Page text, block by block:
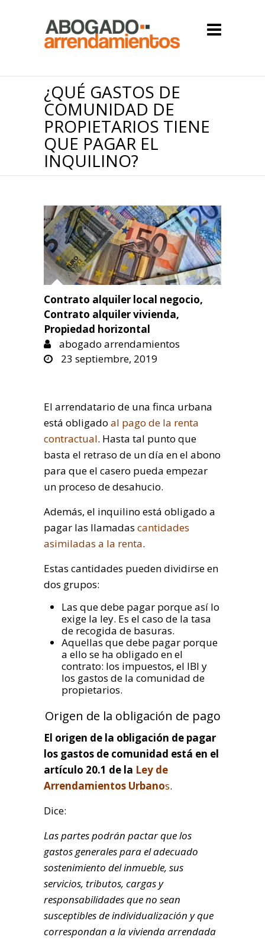
¿QUÉ GASTOS DE
COMUNIDAD DE
PROPIETARIOS TIENE
QUE PAGAR EL
INQUILINO?
Contrato alquiler local negocio,
Contrato alquiler vivienda,
Propiedad horizontal
abogado arrendamientos
23 septiembre, 2019
El arrendatario de una finca urbana
está obligado al pago de la renta
contractual. Hasta tal punto que
basta el retraso de un día en el abono
para que el casero pueda empezar
un proceso de desahucio.
Además, el inquilino está obligado a
pagar las llamadas cantidades
asimiladas a la renta.
Estas cantidades pueden dividirse en
dos grupos:
Las que debe pagar porque así lo
exige la ley. Es el caso de la tasa
de recogida de basuras.
Aquellas que debe pagar porque
a ello se ha obligado en el
contrato: los impuestos, el IBI y
los gastos de la comunidad de
propietarios.
Origen de la obligación de pago
El origen de la obligación de pagar
los gastos de comunidad está en el
artículo 20.1 de la Ley de
Arrendamientos Urbanos.
Dice:
Las partes podrán pactar que los
gastos generales para el adecuado
sostenimiento del inmueble, sus
servicios, tributos, cargas y
responsabilidades que no sean
susceptibles de individualización y que
correspondan a la vivienda arrendada